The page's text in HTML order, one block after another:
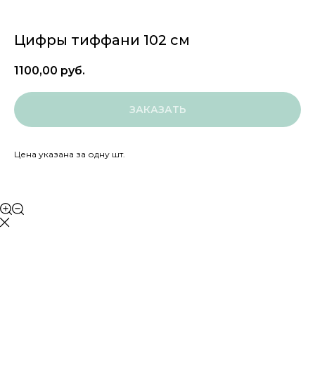
Цифры тиффани 102 см
1100,00 руб.
ЗАКАЗАТЬ
Цена указана за одну шт.